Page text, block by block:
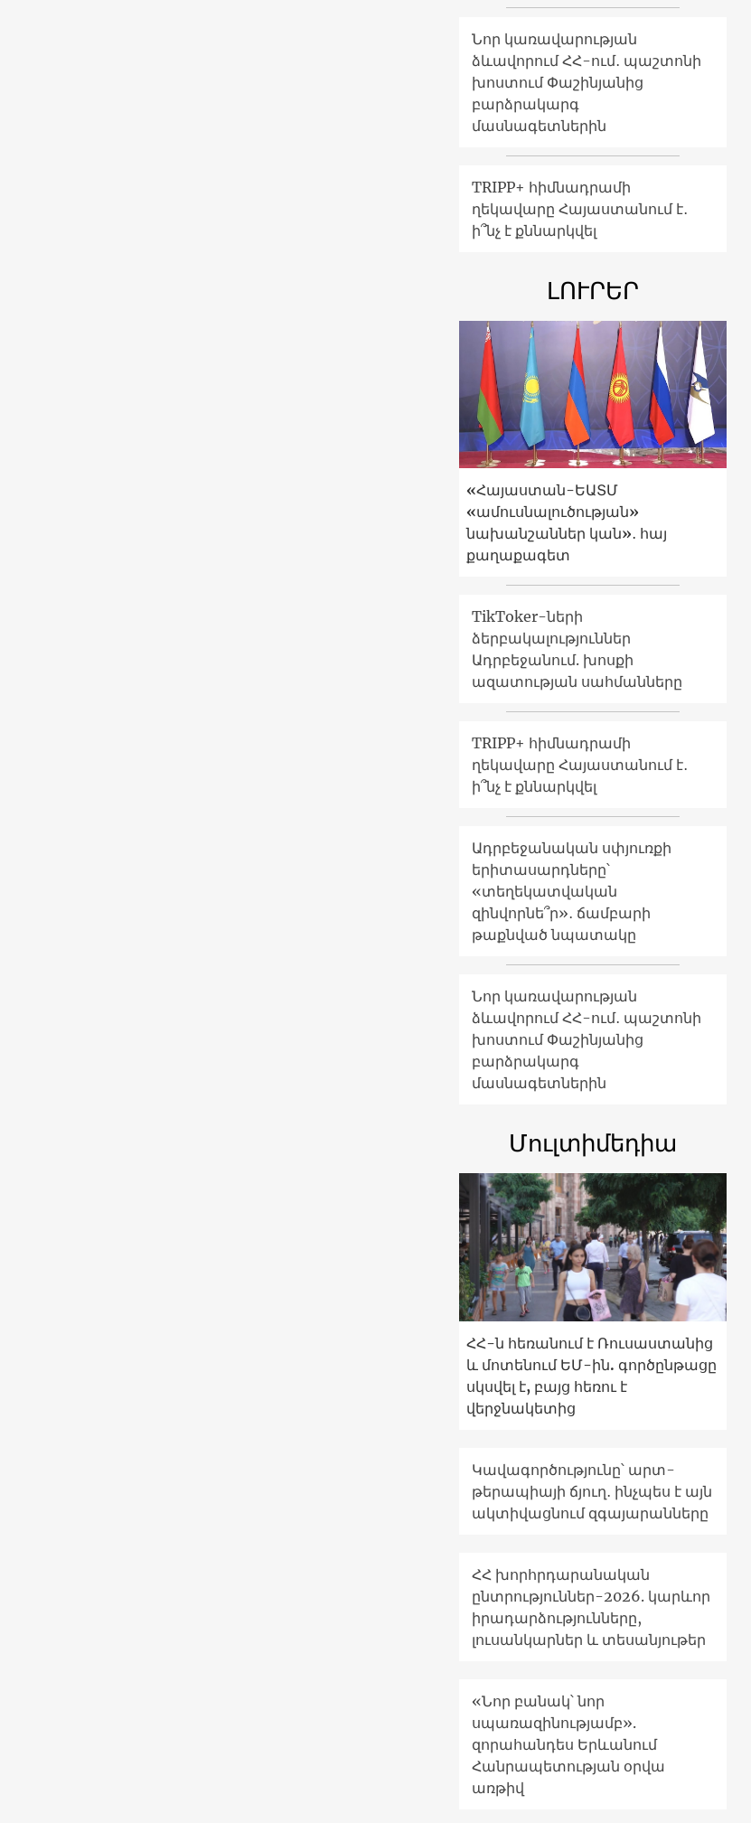
Նոր կառավարության
ձևավորում ՀՀ-ում․ պաշտոնի
խոստում Փաշինյանից
բարձրակարգ
մասնագետներին
TRIPP+ հիմնադրամի
ղեկավարը Հայաստանում է․
ի՞նչ է քննարկվել
ԼՈՒՐԵՐ
«Հայաստան-ԵԱՏՄ
«ամուսնալուծության»
նախանշաններ կան»․ հայ
քաղաքագետ
TikToker-ների
ձերբակալություններ
Ադրբեջանում. խոսքի
ազատության սահմանները
TRIPP+ հիմնադրամի
ղեկավարը Հայաստանում է․
ի՞նչ է քննարկվել
Ադրբեջանական սփյուռքի
երիտասարդները՝
«տեղեկատվական
զինվորնե՞ր»․ ճամբարի
թաքնված նպատակը
Նոր կառավարության
ձևավորում ՀՀ-ում․ պաշտոնի
խոստում Փաշինյանից
բարձրակարգ
մասնագետներին
Մուլտիմեդիա
ՀՀ-ն հեռանում է Ռուսաստանից
և մոտենում ԵՄ-ին. գործընթացը
սկսվել է, բայց հեռու է
վերջնակետից
Կավագործությունը՝ արտ-
թերապիայի ճյուղ․ ինչպես է այն
ակտիվացնում զգայարանները
ՀՀ խորհրդարանական
ընտրություններ-2026. կարևոր
իրադարձությունները,
լուսանկարներ և տեսանյութեր
«Նոր բանակ՝ նոր
սպառազինությամբ».
զորահանդես Երևանում
Հանրապետության օրվա
առթիվ